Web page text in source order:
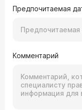
Предпочитаемая
Комментарий